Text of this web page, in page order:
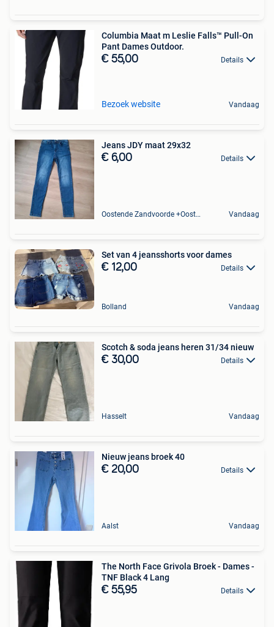
Columbia Maat m Leslie Falls™ Pull-On
Pant Dames Outdoor.
€ 55,00 Details
Bezoek website Vandaag
Jeans JDY maat 29x32
€ 6,00 Details
Oostende Zandvoorde +Oostende Vandaag
Set van 4 jeansshorts voor dames
€ 12,00 Details
Bolland Vandaag
Scotch & soda jeans heren 31/34 nieuw
€ 30,00 Details
Hasselt Vandaag
Nieuw jeans broek 40
€ 20,00 Details
Aalst Vandaag
The North Face Grivola Broek - Dames -
TNF Black 4 Lang
€ 55,95 Details